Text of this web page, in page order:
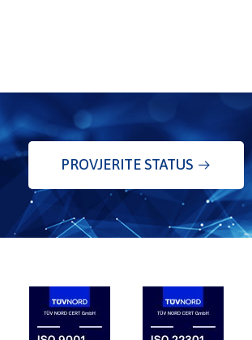
PROVJERITE STATUS